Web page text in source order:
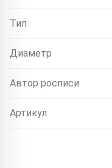
Тип
Диаметр
Автор росписи
Артикул